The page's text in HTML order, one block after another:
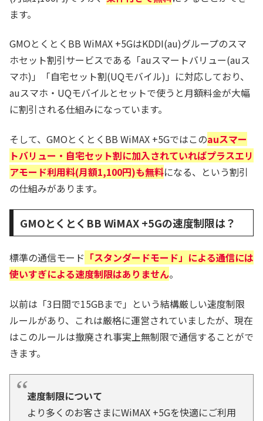
ます。
GMOとくとくBB WiMAX +5GはKDDI(au)グループのスマ
ホセット割引サービスである「auスマートバリュー(auス
マホ)」「自宅セット割(UQモバイル)」に対応しており、
auスマホ・UQモバイルとセットで使うと月額料金が大幅
に割引される仕組みになっています。
そして、GMOとくとくBB WiMAX +5Gではこのauスマー
トバリュー・自宅セット割に加入されていればプラスエリ
アモード利用料(月額1,100円)も無料になる、という割引
の仕組みがあります。
GMOとくとくBB WiMAX +5Gの速度制限は？
標準の通信モード 「スタンダードモード」による通信には
使いすぎによる速度制限はありません。
以前は「3日間で15GBまで」という結構厳しい速度制限
ルールがあり、これは厳格に運営されていましたが、現在
はこのルールは撤廃され事実上無制限で通信することがで
きます。
速度制限について
より多くのお客さまにWiMAX +5Gを快適にご利用